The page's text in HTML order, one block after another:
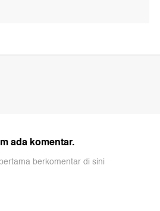
ada komentar.
berkomentar di sini